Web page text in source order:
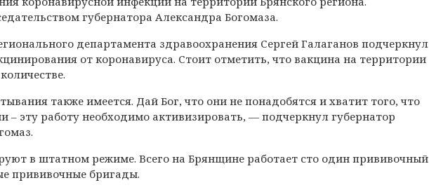
губернатора Александра Богомаза.
департамента здравоохранения Сергей Галаганов подчеркнул
от коронавируса. Стоит отметить, что вакцина на территории
также имеется. Дай Бог, что они не понадобятся и хватит того, что
– эту работу необходимо активизировать, — подчеркнул губернатор
в штатном режиме. Всего на Брянщине работает сто один прививочный
прививочные бригады.